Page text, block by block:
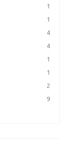
1
1
4
4
1
1
2
9